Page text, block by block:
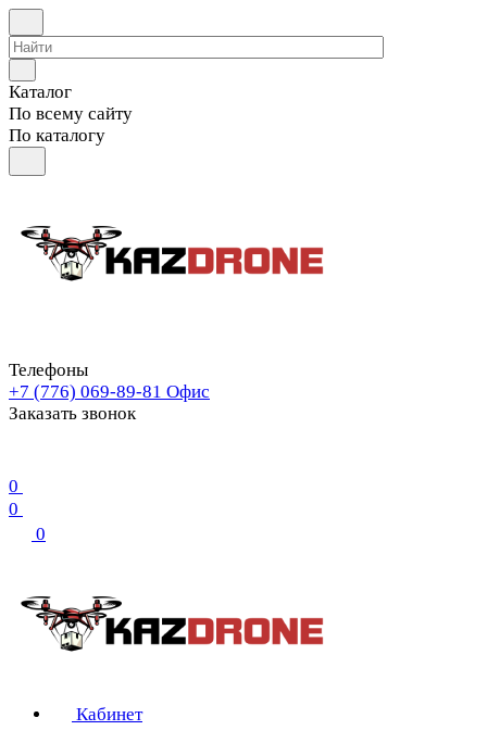
Каталог
По всему сайту
По каталогу
Телефоны
+7 (776) 069-89-81 Офис
Заказать звонок
0
0
0
Кабинет